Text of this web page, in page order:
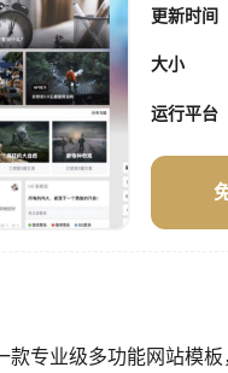
更新时间
大小
运行平台
专业级多功能网站模